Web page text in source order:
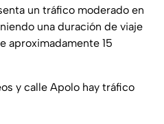
un tráfico moderado en
una duración de viaje
aproximadamente 15
y calle Apolo hay tráfico